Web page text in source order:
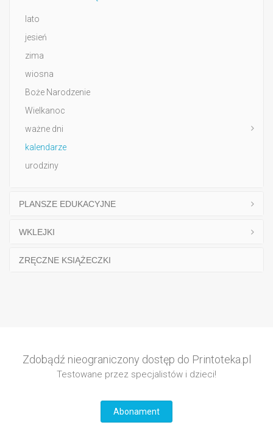
lato
jesień
zima
wiosna
Boże Narodzenie
Wielkanoc
ważne dni
kalendarze
urodziny
PLANSZE EDUKACYJNE
WKLEJKI
ZRĘCZNE KSIĄŻECZKI
Zdobądź nieograniczony dostęp do Printoteka.pl
Testowane przez specjalistów i dzieci!
Abonament